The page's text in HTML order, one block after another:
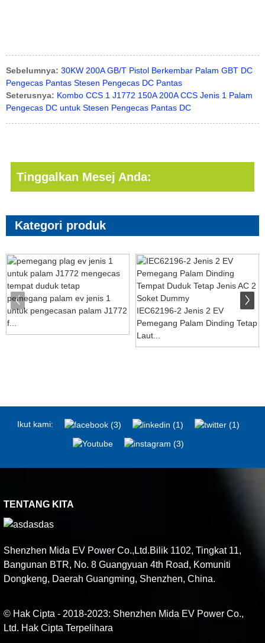
Sebelumnya: 30KW 200A GB/T Pistol Berkembar Palam GBT DC
Pengecas Pantas Stesen Pengecas DC Pantas
Seterusnya: Kombo CCS 1 J1772 150A 200A CCS Jenis 1 Palam
Pengecas DC untuk Stesen Pengecas Pantas DC
Tinggalkan Mesej Anda:
Kategori produk
pemegang palam ev jenis 1
untuk pengecasan palam J1772
f...
IEC62196-2 Jenis 2 EV
Pemegang Palam Dinding Tetap
Laut...
Ikut kami:
TENTANG KITA
Shenzhen Mida EV Power Co.,Ltd.Bilik 1102, Tingkat 11,
Bangunan BTR, No. 8 Guangyuan 4th Road, Komuniti
Dongkeng, Daerah Guangming, Shenzhen, China.
© Hak Cipta - 2018-2023: Shenzhen Mida EV Power Co.,
Ltd. Hak Cipta Terpelihara